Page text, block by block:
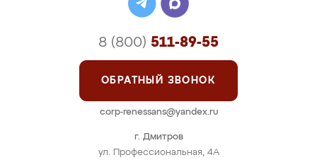
г. Дмитров
ул. Профессиональная, 4А
8 (800) 511-89-55
ОБРАТНЫЙ ЗВОНОК
corp-renessans@yandex.ru